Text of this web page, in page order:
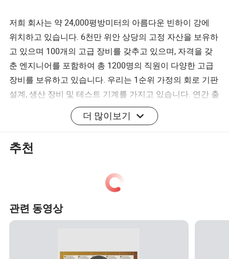
저희 회사는 약 24,000평방미터의 아름다운 빈하이 강에
위치하고 있습니다. 6천만 위안 상당의 고정 자산을 보유하
고 있으며 100개의 고급 장비를 갖추고 있으며, 자격을 갖
춘 엔지니어를 포함하여 총 1200명의 직원이 다양한 고급
장비를 보유하고 있습니다. 우리는 1순위 가정의 회로 기판
설계, 생산 장비 및 테스트 기계를 가지고 있습니다. 연간 출
력은 약 400, 000 평방 미터입니다.
지기 시작한다. 서비스 아이디어의 진실성 기반과 신속한
구축했으며, 기술적 아이디어에 따라 '과학기술'이 첫 번째
생산성이다. 우리는 점점 더 제품 생산과 제품 품질을 개선
하고, 동시에 국내외 신기술을 논의하여 HDI를 향한 새로운
방향을 제시합니다.
저희는 모든 하이자니 회원들로서 , 항상 국내외의 새로운
더 많이보기
추천
관련 동영상